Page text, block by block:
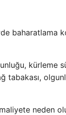
baharatlama
kürleme
tabakası,
neden